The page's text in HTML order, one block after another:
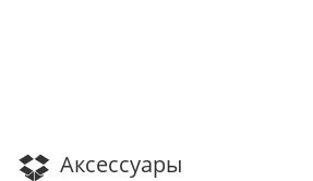
Аксессуары